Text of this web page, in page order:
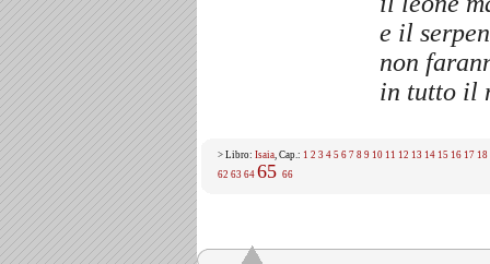
e il
non
in tutto il
> Libro: Isaia, Cap.: 1 2 3 4 5 6 7 8 9 10 11 12 13 14 15 16 17 18
62 63 64 65 66